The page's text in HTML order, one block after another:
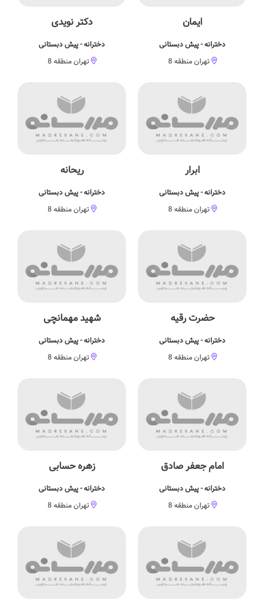
ایمان
دخترانه - پیش دبستانی
تهران منطقه 8
دکتر نویدی
دخترانه - پیش دبستانی
تهران منطقه 8
ابرار
دخترانه - پیش دبستانی
تهران منطقه 8
ریحانه
دخترانه - پیش دبستانی
تهران منطقه 8
حضرت رقیه
دخترانه - پیش دبستانی
تهران منطقه 8
شهید مهمانچی
دخترانه - پیش دبستانی
تهران منطقه 8
امام جعفر صادق
دخترانه - پیش دبستانی
تهران منطقه 8
زهره حسابی
دخترانه - پیش دبستانی
تهران منطقه 8